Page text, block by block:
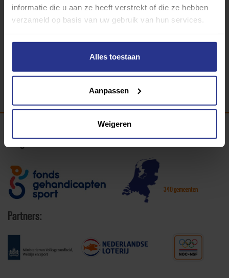
informatie die u aan ze heeft verstrekt of die ze hebben
verzameld op basis van uw gebruik van hun services.
Alles toestaan
Aanpassen
Weigeren
Zwemmen
Programma van:
340 gemeenten
Partners: